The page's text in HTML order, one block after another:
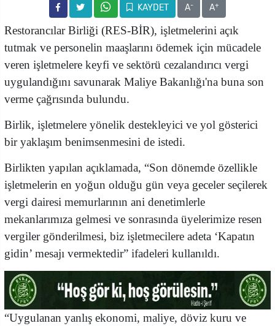
KAYDET A- A+
Restorancılar Birliği (RES-BİR), işletmelerini açık
tutmak ve personelin maaşlarını ödemek için mücadele
veren işletmelere keyfi ve sektörü cezalandırıcı vergi
uygulandığını savunarak Maliye Bakanlığı'na buna son
verme çağrısında bulundu.
Birlik, işletmelere yönelik destekleyici ve yol gösterici
bir yaklaşım benimsenmesini de istedi.
Birlikten yapılan açıklamada, “Son dönemde özellikle
işletmelerin en yoğun olduğu gün veya geceler seçilerek
vergi dairesi memurlarının ani denetimlerle
mekanlarımıza gelmesi ve sonrasında üyelerimize resen
vergiler gönderilmesi, biz işletmecilere adeta ‘Kapatın
gidin’ mesajı vermektedir” ifadeleri kullanıldı.
“Uygulanan yanlış ekonomi, maliye, döviz kuru ve